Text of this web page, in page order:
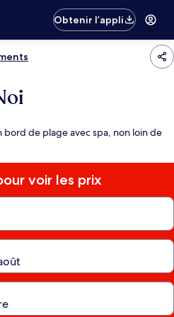
Obtenir l’appli
de plage avec spa, non loin de
voir les prix